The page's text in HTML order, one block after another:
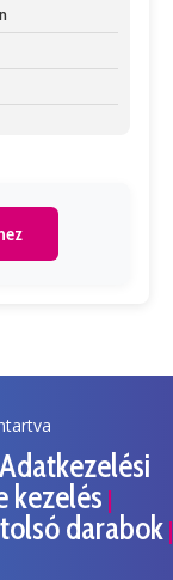
Adatkezelési
kezelés |
darabok|